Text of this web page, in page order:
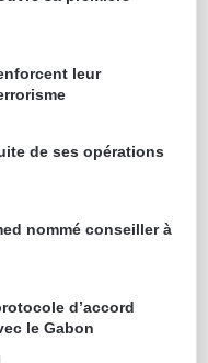
leur
de ses opérations
nommé conseiller à
d’accord
le Gabon